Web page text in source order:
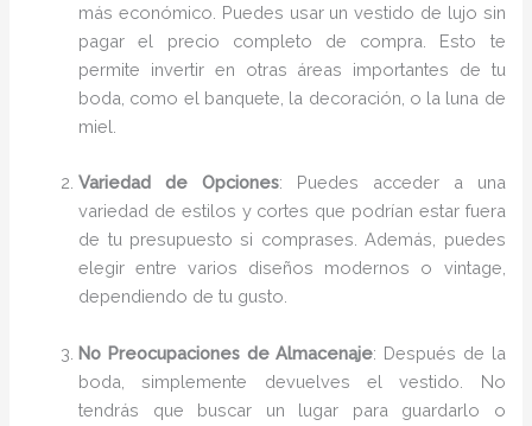
más económico. Puedes usar un vestido de lujo sin
pagar el precio completo de compra. Esto te
permite invertir en otras áreas importantes de tu
boda, como el banquete, la decoración, o la luna de
miel.
Variedad de Opciones: Puedes acceder a una
variedad de estilos y cortes que podrían estar fuera
de tu presupuesto si comprases. Además, puedes
elegir entre varios diseños modernos o vintage,
dependiendo de tu gusto.
No Preocupaciones de Almacenaje: Después de la
boda, simplemente devuelves el vestido. No
tendrás que buscar un lugar para guardarlo o